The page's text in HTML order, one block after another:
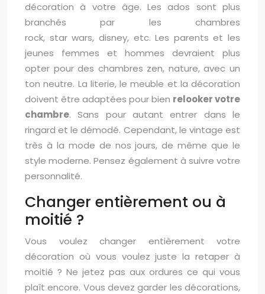
décoration à votre âge. Les ados sont plus
branchés par les chambres
rock, star wars, disney, etc. Les parents et les
jeunes femmes et hommes devraient plus
opter pour des chambres zen, nature, avec un
ton neutre. La literie, le meuble et la décoration
doivent être adaptées pour bien relooker votre
chambre. Sans pour autant entrer dans le
ringard et le démodé. Cependant, le vintage est
très à la mode de nos jours, de même que le
style moderne. Pensez également à suivre votre
personnalité.
Changer entièrement ou à
moitié ?
Vous voulez changer entièrement votre
décoration où vous voulez juste la retaper à
moitié ? Ne jetez pas aux ordures ce qui vous
plaît encore. Vous devez garder les décorations,